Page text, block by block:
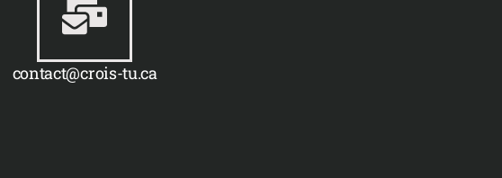
contact@crois-tu.ca